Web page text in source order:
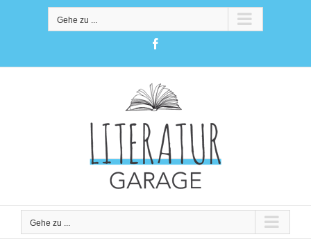
Gehe zu ...
Gehe zu ...